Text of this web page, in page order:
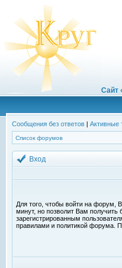
Сайт
Сообщения без ответов | Активные
Список форумов
Вход
Для того, чтобы войти на форум,
минут, но позволит Вам
зарегистрированным
правилами и политикой форума.